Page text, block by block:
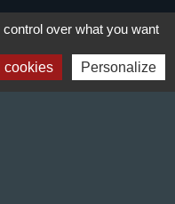
over what you want
cookies Personalize